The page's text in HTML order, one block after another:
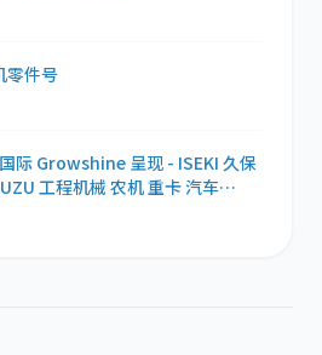
零件号
际 Growshine 呈现 - ISEKI 久保
工程机械 农机 重卡 汽车
海量现货供应